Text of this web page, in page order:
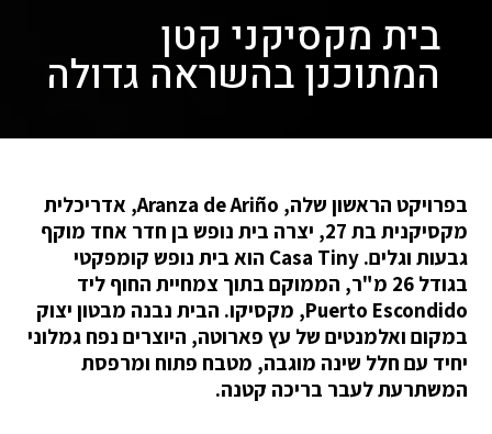
בית מקסיקני קטן
המתוכנן בהשראה גדולה
בפרויקט הראשון שלה, Aranza de Ariño, אדריכלית
מקסיקנית בת 27, יצרה בית נופש בן חדר אחד מוקף
גבעות וגלים. Casa Tiny הוא בית נופש קומפקטי
בגודל 26 מ"ר, הממוקם בתוך צמחיית החוף ליד
Puerto Escondido, מקסיקו. הבית נבנה מבטון יצוק
במקום ואלמנטים של עץ פארוטה, היוצרים נפח גמלוני
יחיד עם חלל שינה מוגבה, מטבח פתוח ומרפסת
המשתרעת לעבר בריכה קטנה.